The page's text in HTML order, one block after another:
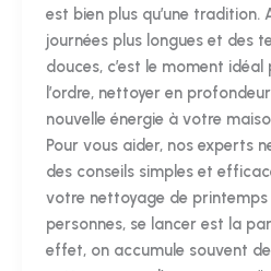
est bien plus qu’une tradition.
journées plus longues et des
douces, c’est le moment
l’ordre, nettoyer en
nouvelle énergie à votre
Pour vous aider, nos experts
des conseils simples et
votre nettoyage de printemps
personnes, se lancer est la
effet, on accumule souvent